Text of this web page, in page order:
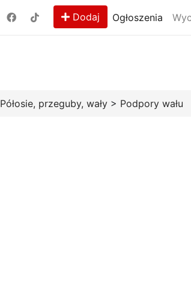
Dodaj Ogłoszenia
Półosie, przeguby, wały > Podpory wału